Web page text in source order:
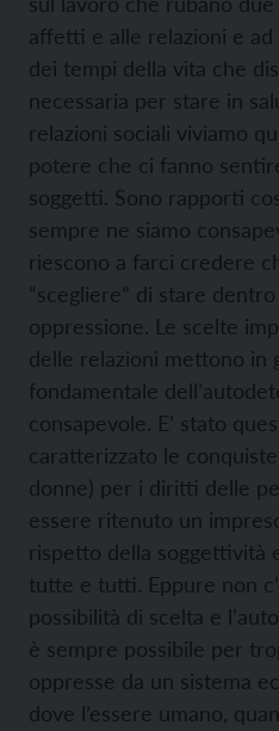
affetti e alle relazioni e ad
dei tempi della vita che
necessaria per stare in
relazioni sociali viviamo
potere che ci fanno
soggetti. Sono rapporti
sempre ne siamo
riescono a farci credere
“scegliere” di stare
oppressione. Le scelte
delle relazioni mettono in
fondamentale
consapevole. E’ stato
caratterizzato le
donne) per i diritti delle
essere ritenuto un
rispetto della soggettività
tutte e tutti. Eppure non
possibilità di scelta e
è sempre possibile per
oppresse da un sistema
dove l’essere umano,